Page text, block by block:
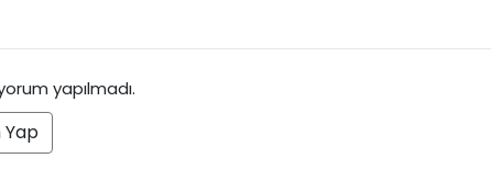
yapılmadı.
Yap